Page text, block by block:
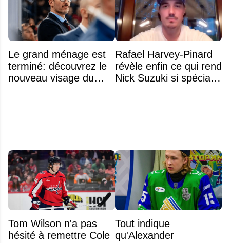
Le grand ménage est
terminé: découvrez le
nouveau visage du
Rafael Harvey-Pinard
révèle enfin ce qui rend
Nick Suzuki si spécial
Tom Wilson n'a pas
hésité à remettre Cole
Tout indique
qu'Alexander